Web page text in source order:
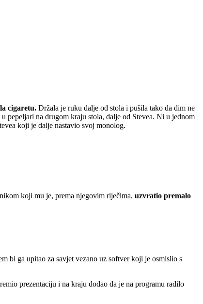
cigaretu. Držala je ruku dalje od stola i pušila tako da dim ne
pepeljari na drugom kraju stola, dalje od Stevea. Ni u jednom
koji je dalje nastavio svoj monolog.
koji mu je, prema njegovim riječima, uzvratio premalo
bi ga upitao za savjet vezano uz softver koji je osmislio s
prezentaciju i na kraju dodao da je na programu radilo